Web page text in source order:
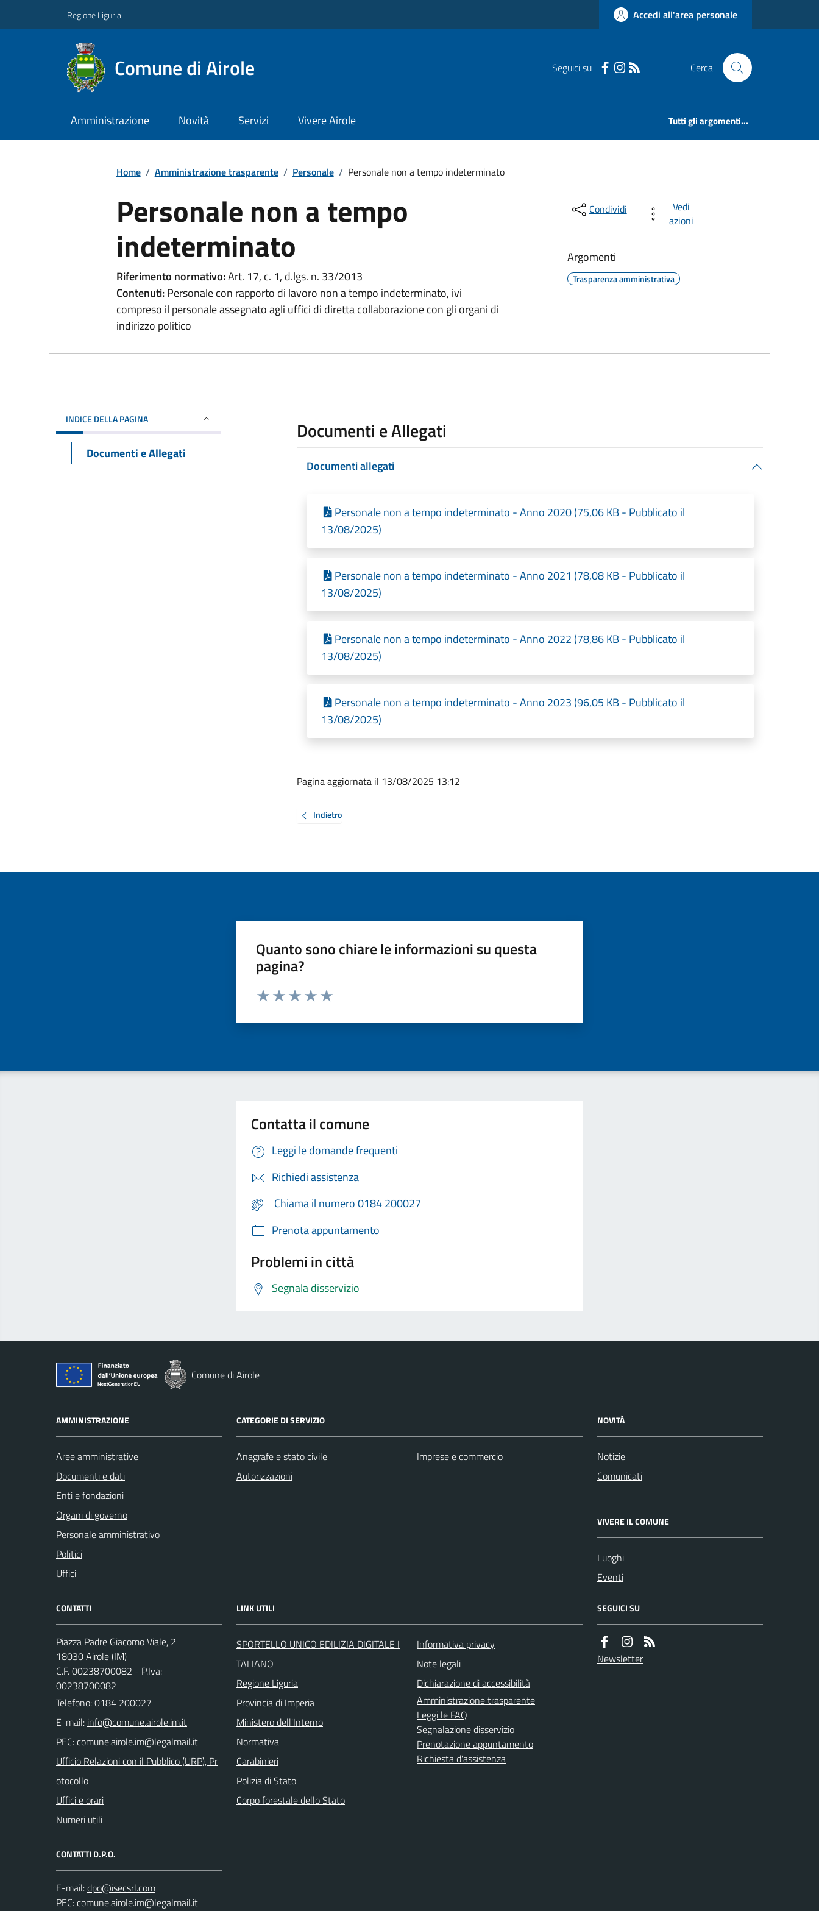
Regione Liguria Accedi all'area personale
Comune di Airole Seguici su Cerca
Amministrazione Novità Servizi Vivere Airole Tutti gli argomenti...
Home / Amministrazione trasparente / Personale / Personale non a tempo indeterminato
Personale non a tempo
indeterminato
Riferimento normativo:Art. 17, c. 1, d.lgs. n. 33/2013
Contenuti:Personale con rapporto di lavoro non a tempo indeterminato, ivi
compreso il personale assegnato agli uffici di diretta collaborazione con gli organi di
indirizzo politico
Condividi
Vedi
azioni
Argomenti
Trasparenza amministrativa
INDICE DELLA PAGINA
Documenti e Allegati
Documenti e Allegati
Documenti allegati
Personale non a tempo indeterminato - Anno 2020 (75,06 KB - Pubblicato il
13/08/2025)
Personale non a tempo indeterminato - Anno 2021 (78,08 KB - Pubblicato il
13/08/2025)
Personale non a tempo indeterminato - Anno 2022 (78,86 KB - Pubblicato il
13/08/2025)
Personale non a tempo indeterminato - Anno 2023 (96,05 KB - Pubblicato il
13/08/2025)
Pagina aggiornata il 13/08/2025 13:12
Indietro
Quanto sono chiare le informazioni su questa
pagina?
Valuta da 1 a 5 stelle la pagina
Contatta il comune
Leggi le domande frequenti
Richiedi assistenza
Chiama il numero 0184 200027
Prenota appuntamento
Problemi in città
Segnala disservizio
Comune di Airole
AMMINISTRAZIONE
Aree amministrative
Documenti e dati
Enti e fondazioni
Organi di governo
Personale amministrativo
Politici
Uffici
CATEGORIE DI SERVIZIO
Anagrafe e stato civile
Autorizzazioni
Imprese e commercio
NOVITÀ
Notizie
Comunicati
VIVERE IL COMUNE
Luoghi
Eventi
CONTATTI
Piazza Padre Giacomo Viale, 2
18030 Airole (IM)
C.F. 00238700082 - P.Iva:
00238700082
Telefono:0184 200027
E-mail:
PEC:
Ufficio Relazioni con il Pubblico (URP), Pr
otocollo
Uffici e orari
Numeri utili
CONTATTI D.P.O.
E-mail:
PEC:
LINK UTILI
SPORTELLO UNICO EDILIZIA DIGITALE I
TALIANO
Regione Liguria
Provincia di Imperia
Ministero dell'Interno
Normativa
Carabinieri
Polizia di Stato
Corpo forestale dello Stato
Informativa privacy
Note legali
Dichiarazione di accessibilità
Amministrazione trasparente
Leggi le FAQ
Segnalazione disservizio
Prenotazione appuntamento
Richiesta d'assistenza
SEGUICI SU
Newsletter